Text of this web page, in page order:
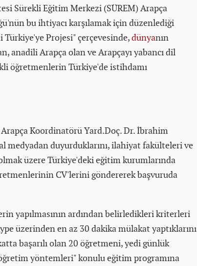
Sürekli Eğitim Merkezi (SÜREM) Arapça
bu ihtiyacı karşılamak için düzenlediği
Projesi" çerçevesinde,dünyanın
anadili Arapça olan ve Arapçayı yabancı dil
öğretmenlerin Türkiye'de istihdamı
Koordinatörü Yard.Doç. Dr. İbrahim
medyadan duyurduklarını, ilahiyat fakülteleri ve
üzere Türkiye'deki eğitim kurumlarında
CV'lerini göndererek başvuruda
yapılmasının ardından belirledikleri kriterleri
üzerinden en az 30 dakika mülakat yaptıklarını
başarılı olan 20 öğretmeni, yedi günlük
yöntemleri" konulu eğitim programına